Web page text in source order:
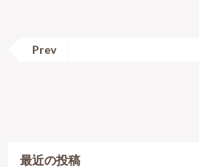
Prev
最近の投稿